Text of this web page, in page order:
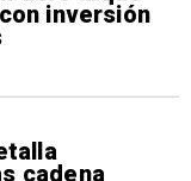
inversión
cadena